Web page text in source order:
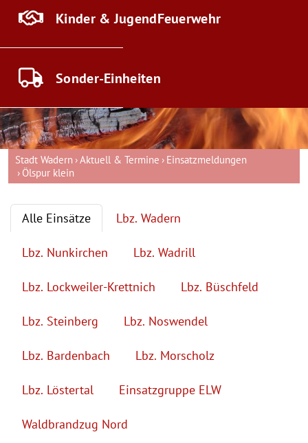
Kinder & JugendFeuerwehr
Sonder-Einheiten
Stadt Wadern Aktuell & Termine
Einsatzmeldungen
Ölspur klein
Alle Einsätze Lbz. Wadern
Lbz. Nunkirchen Lbz. Wadrill
Lbz. Lockweiler-Krettnich Lbz. Büschfeld
Lbz. Steinberg Lbz. Noswendel
Lbz. Bardenbach Lbz. Morscholz
Lbz. Löstertal Einsatzgruppe ELW
Waldbrandzug Nord